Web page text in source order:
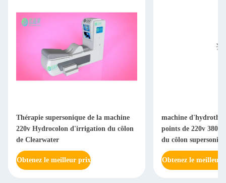
Thérapie supersonique de la machine
220v Hydrocolon d'irrigation du côlon
de Clearwater
Obtenez le meilleur prix
machine
points de 220v 380v
du côlon
Obtenez le meilleur